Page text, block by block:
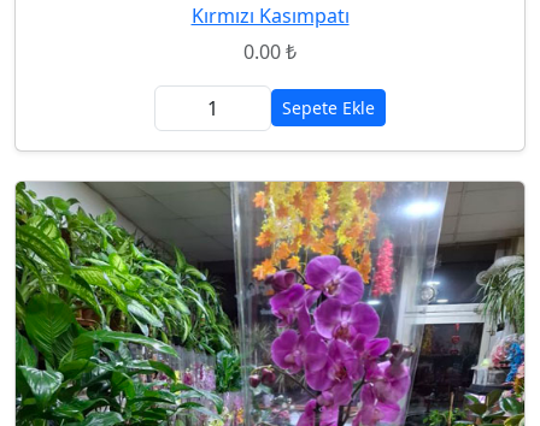
Kırmızı Kasımpatı
0.00 ₺
Sepete Ekle